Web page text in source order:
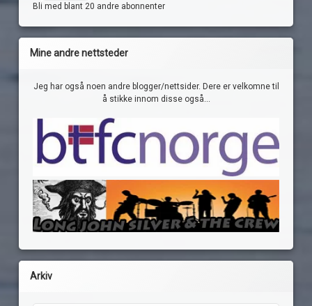
Bli med blant 20 andre abonnenter
Mine andre nettsteder
Jeg har også noen andre blogger/nettsider. Dere er velkomne til
å stikke innom disse også...
Arkiv